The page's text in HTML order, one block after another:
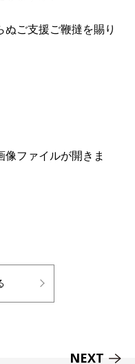
ぬご支援ご鞭撻を賜り
像ファイルが開きま
NEXT